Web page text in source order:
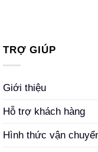
TRỢ GIÚP
Giới thiệu
Hỗ trợ khách hàng
Hình thức vận